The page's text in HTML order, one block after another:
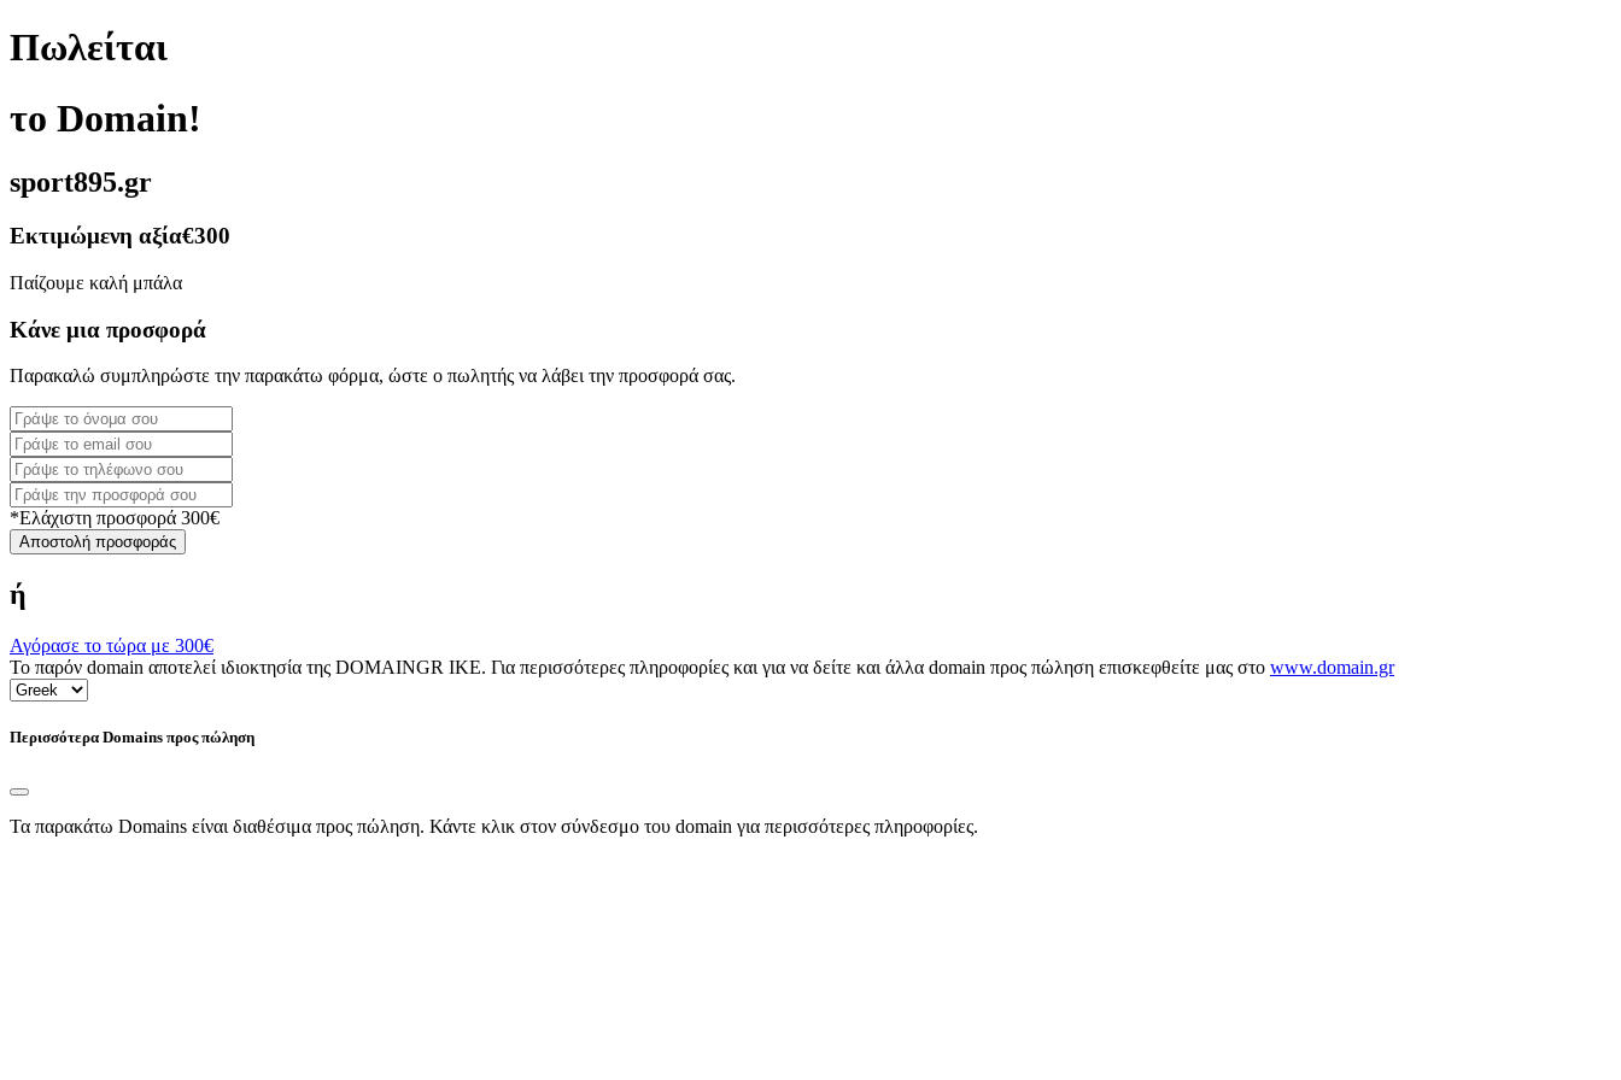
Πωλείται
το Domain!
sport895.gr
Εκτιμώμενη αξία€300
Παίζουμε καλή μπάλα
Κάνε μια προσφορά
Παρακαλώ συμπληρώστε την παρακάτω φόρμα, ώστε ο πωλητής να λάβει την προσφορά σας.
*Ελάχιστη προσφορά 300€
Αποστολή προσφοράς
ή
Αγόρασε το τώρα με 300€
Το παρόν domain αποτελεί ιδιοκτησία της DOMAINGR ΙΚΕ. Για περισσότερες πληροφορίες και για να δείτε και άλλα domain προς πώληση επισκεφθείτε μας στο www.domain.gr
Περισσότερα Domains προς πώληση
Τα παρακάτω Domains είναι διαθέσιμα προς πώληση. Κάντε κλικ στον σύνδεσμο του domain για περισσότερες πληροφορίες.